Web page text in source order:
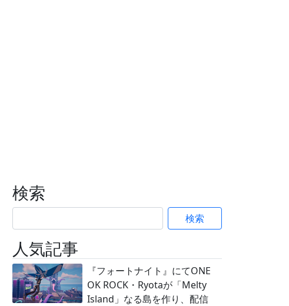
検索
検索
人気記事
『フォートナイト』にてONE
OK ROCK・Ryotaが「Melty
Island」なる島を作り、配信